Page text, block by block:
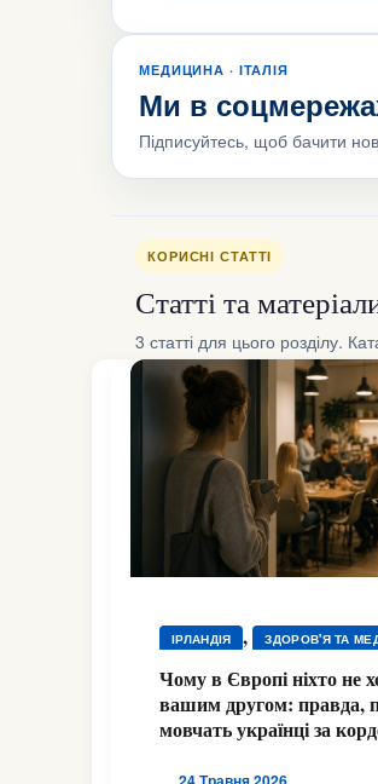
МЕДИЦИНА · ІТАЛІЯ
Ми в
Підписуйтесь, щоб бачити
КОРИСНІ СТАТТІ
Статті та
3 статті для цього розділу.
ІРЛАНДІЯ , ЗДОРОВ'Я ТА
ЗДОРОВ'Я ТА МЕДИЦИНА
ЗДОРОВ'Я ТА МЕДИЦИНА ,
ІТАЛІЯ , ПІДТРИМКА ,
Чому в Європі ніхто не
вашим другом: правда,
мовчать українці за